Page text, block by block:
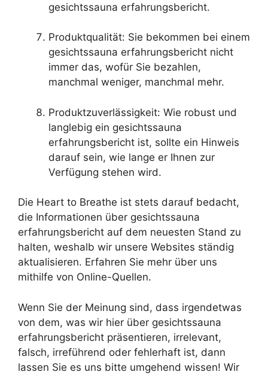
gesichtssauna erfahrungsbericht.
Produktqualität: Sie bekommen bei einem
gesichtssauna erfahrungsbericht nicht
immer das, wofür Sie bezahlen,
manchmal weniger, manchmal mehr.
Produktzuverlässigkeit: Wie robust und
langlebig ein gesichtssauna
erfahrungsbericht ist, sollte ein Hinweis
darauf sein, wie lange er Ihnen zur
Verfügung stehen wird.
Die Heart to Breathe ist stets darauf bedacht,
die Informationen über gesichtssauna
erfahrungsbericht auf dem neuesten Stand zu
halten, weshalb wir unsere Websites ständig
aktualisieren. Erfahren Sie mehr über uns
mithilfe von Online-Quellen.
Wenn Sie der Meinung sind, dass irgendetwas
von dem, was wir hier über gesichtssauna
erfahrungsbericht präsentieren, irrelevant,
falsch, irreführend oder fehlerhaft ist, dann
lassen Sie es uns bitte umgehend wissen! Wir